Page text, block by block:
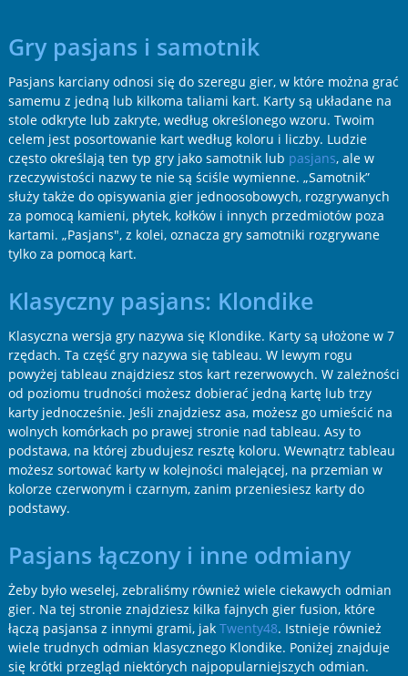
Gry pasjans i samotnik
Pasjans karciany odnosi się do szeregu gier, w które można grać
samemu z jedną lub kilkoma taliami kart. Karty są układane na
stole odkryte lub zakryte, według określonego wzoru. Twoim
celem jest posortowanie kart według koloru i liczby. Ludzie
często określają ten typ gry jako samotnik lub pasjans, ale w
rzeczywistości nazwy te nie są ściśle wymienne. „Samotnik”
służy także do opisywania gier jednoosobowych, rozgrywanych
za pomocą kamieni, płytek, kołków i innych przedmiotów poza
kartami. „Pasjans", z kolei, oznacza gry samotniki rozgrywane
tylko za pomocą kart.
Klasyczny pasjans: Klondike
Klasyczna wersja gry nazywa się Klondike. Karty są ułożone w 7
rzędach. Ta część gry nazywa się tableau. W lewym rogu
powyżej tableau znajdziesz stos kart rezerwowych. W zależności
od poziomu trudności możesz dobierać jedną kartę lub trzy
karty jednocześnie. Jeśli znajdziesz asa, możesz go umieścić na
wolnych komórkach po prawej stronie nad tableau. Asy to
podstawa, na której zbudujesz resztę koloru. Wewnątrz tableau
możesz sortować karty w kolejności malejącej, na przemian w
kolorze czerwonym i czarnym, zanim przeniesiesz karty do
podstawy.
Pasjans łączony i inne odmiany
Żeby było weselej, zebraliśmy również wiele ciekawych odmian
gier. Na tej stronie znajdziesz kilka fajnych gier fusion, które
łączą pasjansa z innymi grami, jak Twenty48. Istnieje również
wiele trudnych odmian klasycznego Klondike. Poniżej znajduje
się krótki przegląd niektórych najpopularniejszych odmian.